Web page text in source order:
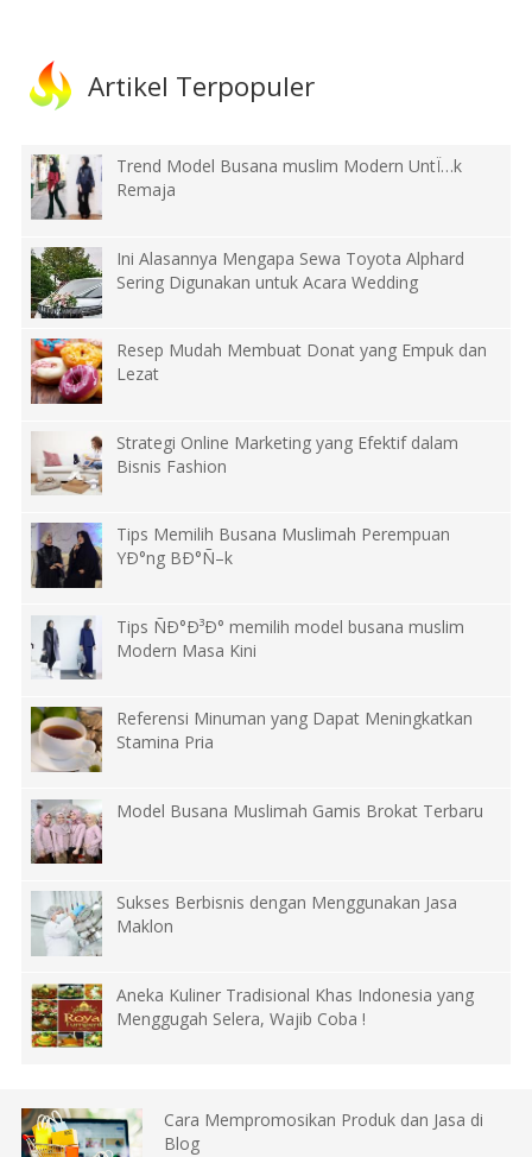
Artikel Terpopuler
Trend Model Busana muslim Modern UntÏ…k
Remaja
Ini Alasannya Mengapa Sewa Toyota Alphard
Sering Digunakan untuk Acara Wedding
Resep Mudah Membuat Donat yang Empuk dan
Lezat
Strategi Online Marketing yang Efektif dalam
Bisnis Fashion
Tips Memilih Busana Muslimah Perempuan
YÐ°ng BÐ°Ñ–k
Tips ÑÐ°Ð³Ð° memilih model busana muslim
Modern Masa Kini
Referensi Minuman yang Dapat Meningkatkan
Stamina Pria
Model Busana Muslimah Gamis Brokat Terbaru
Sukses Berbisnis dengan Menggunakan Jasa
Maklon
Aneka Kuliner Tradisional Khas Indonesia yang
Menggugah Selera, Wajib Coba !
Cara Mempromosikan Produk dan Jasa di
Blog